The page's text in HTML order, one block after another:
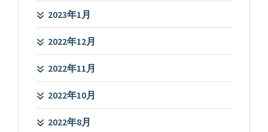
2023年1月
2022年12月
2022年11月
2022年10月
2022年8月